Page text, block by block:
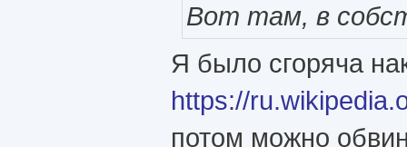
Вот там, в
Я было сгоряча
https://
потом можно